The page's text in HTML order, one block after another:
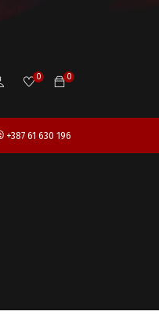
0
0
+387 61 630 196